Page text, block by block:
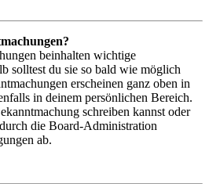
beinhalten wichtige
solltest du sie so bald wie möglich
erscheinen ganz oben in
in deinem persönlichen Bereich.
schreiben kannst oder
die Board-Administration
ab.